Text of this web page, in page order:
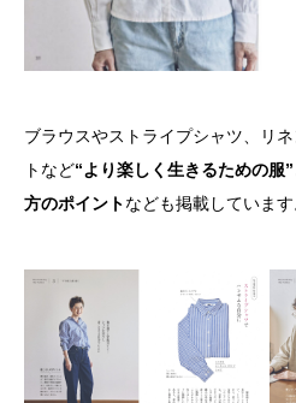
ブラウスやストライプシャツ、リ
トなど“より楽しく生きるための服”
方のポイントなども掲載しています